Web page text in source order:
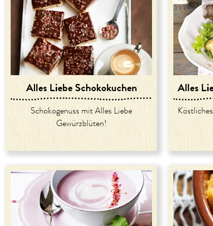
Alles Liebe Schokokuchen
Schokogenuss mit Alles Liebe
Gewürzblüten!
Alles